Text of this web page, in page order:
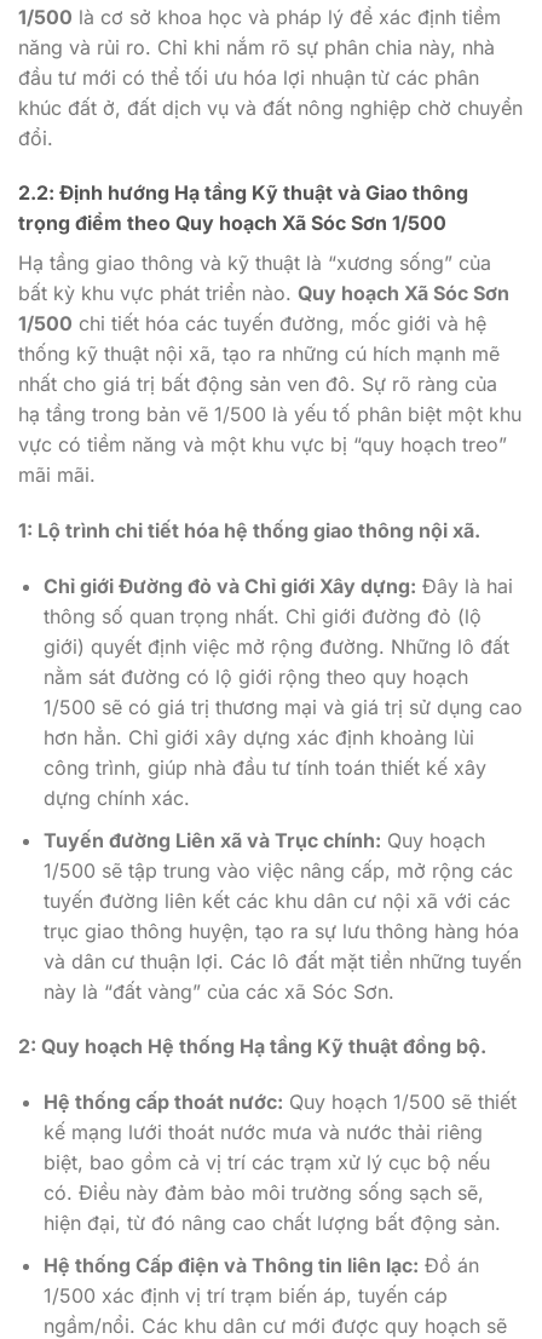
1/500 là cơ sở khoa học và pháp lý để xác định tiềm
năng và rủi ro. Chỉ khi nắm rõ sự phân chia này, nhà
đầu tư mới có thể tối ưu hóa lợi nhuận từ các phân
khúc đất ở, đất dịch vụ và đất nông nghiệp chờ chuyển
đổi.
2.2: Định hướng Hạ tầng Kỹ thuật và Giao thông
trọng điểm theo Quy hoạch Xã Sóc Sơn 1/500
Hạ tầng giao thông và kỹ thuật là “xương sống” của
bất kỳ khu vực phát triển nào. Quy hoạch Xã Sóc Sơn
1/500 chi tiết hóa các tuyến đường, mốc giới và hệ
thống kỹ thuật nội xã, tạo ra những cú hích mạnh mẽ
nhất cho giá trị bất động sản ven đô. Sự rõ ràng của
hạ tầng trong bản vẽ 1/500 là yếu tố phân biệt một khu
vực có tiềm năng và một khu vực bị “quy hoạch treo”
mãi mãi.
1: Lộ trình chi tiết hóa hệ thống giao thông nội xã.
Chỉ giới Đường đỏ và Chỉ giới Xây dựng: Đây là hai
thông số quan trọng nhất. Chỉ giới đường đỏ (lộ
giới) quyết định việc mở rộng đường. Những lô đất
nằm sát đường có lộ giới rộng theo quy hoạch
1/500 sẽ có giá trị thương mại và giá trị sử dụng cao
hơn hẳn. Chỉ giới xây dựng xác định khoảng lùi
công trình, giúp nhà đầu tư tính toán thiết kế xây
dựng chính xác.
Tuyến đường Liên xã và Trục chính: Quy hoạch
1/500 sẽ tập trung vào việc nâng cấp, mở rộng các
tuyến đường liên kết các khu dân cư nội xã với các
trục giao thông huyện, tạo ra sự lưu thông hàng hóa
và dân cư thuận lợi. Các lô đất mặt tiền những tuyến
này là “đất vàng” của các xã Sóc Sơn.
2: Quy hoạch Hệ thống Hạ tầng Kỹ thuật đồng bộ.
Hệ thống cấp thoát nước: Quy hoạch 1/500 sẽ thiết
kế mạng lưới thoát nước mưa và nước thải riêng
biệt, bao gồm cả vị trí các trạm xử lý cục bộ nếu
có. Điều này đảm bảo môi trường sống sạch sẽ,
hiện đại, từ đó nâng cao chất lượng bất động sản.
Hệ thống Cấp điện và Thông tin liên lạc: Đồ án
1/500 xác định vị trí trạm biến áp, tuyến cáp
ngầm/nổi. Các khu dân cư mới được quy hoạch sẽ